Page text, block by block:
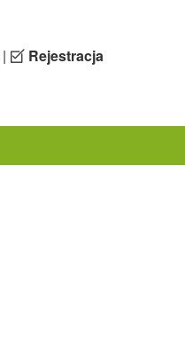
| Rejestracja